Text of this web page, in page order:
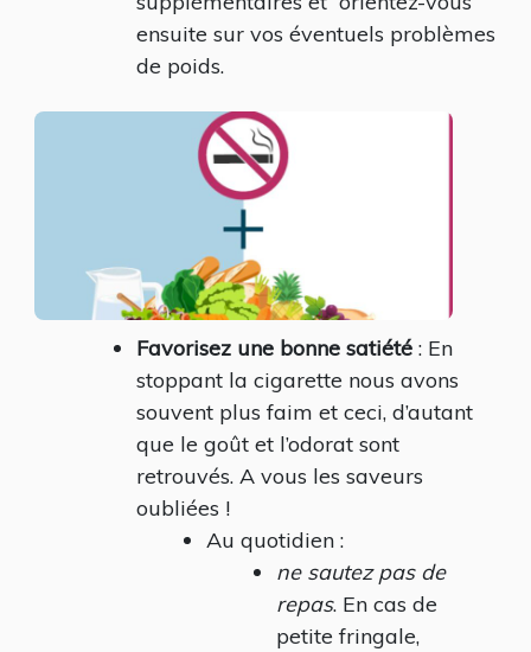
ensuite sur vos éventuels problèmes
de poids.
Favorisez une bonne satiété : En
stoppant la cigarette nous avons
souvent plus faim et ceci, d’autant
que le goût et l’odorat sont
retrouvés. A vous les saveurs
oubliées !
Au quotidien :
ne sautez pas de
repas. En cas de
petite fringale,